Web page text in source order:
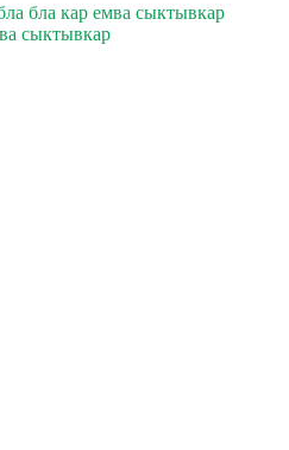
бла кар емва сыктывкар
сыктывкар